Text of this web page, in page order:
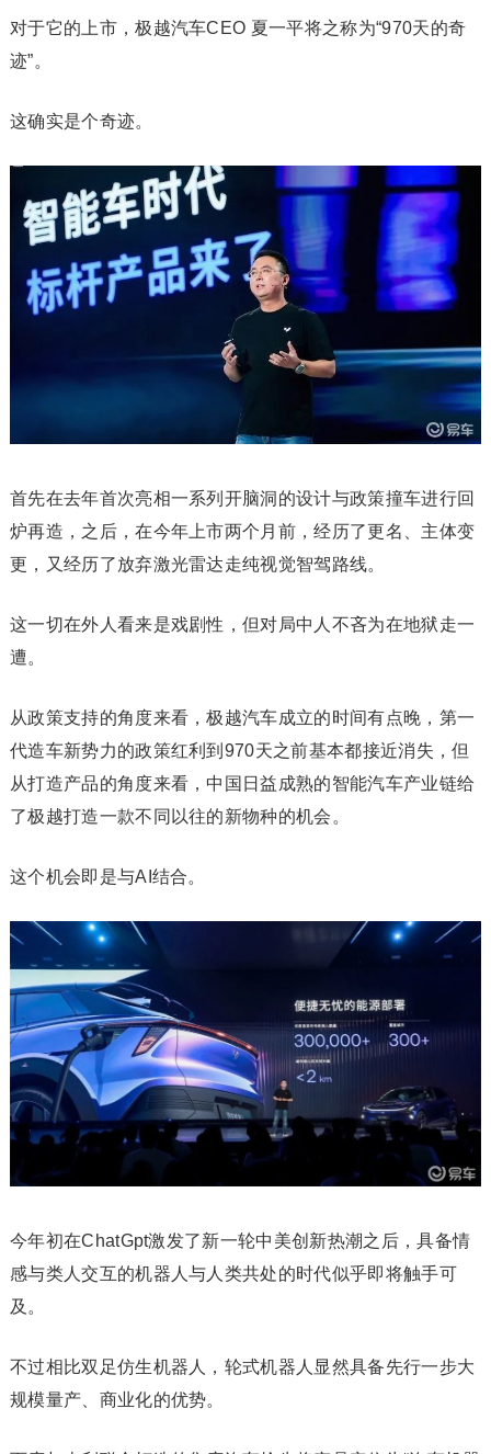
对于它的上市，极越汽车CEO 夏一平将之称为“970天的奇
迹”。
这确实是个奇迹。
首先在去年首次亮相一系列开脑洞的设计与政策撞车进行回
炉再造，之后，在今年上市两个月前，经历了更名、主体变
更，又经历了放弃激光雷达走纯视觉智驾路线。‍‍‍‍‍‍‍‍
这一切在外人看来是戏剧性，但对局中人不吝为在地狱走一
遭。
从政策支持的角度来看，极越汽车成立的时间有点晚，第一
代造车新势力的政策红利到970天之前基本都接近消失，但
从打造产品的角度来看，中国日益成熟的智能汽车产业链给
了极越打造一款不同以往的新物种的机会。‍
这个机会即是与AI结合。
今年初在ChatGpt激发了新一轮中美创新热潮之后，具备情
感与类人交互的机器人与人类共处的时代似乎即将触手可
及。
不过相比双足仿生机器人，轮式机器人显然具备先行一步大
规模量产、商业化的优势。